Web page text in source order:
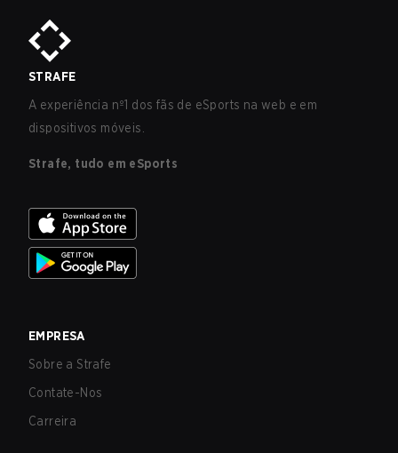
STRAFE
A experiência nº1 dos fãs de eSports na web e em
dispositivos móveis.
Strafe, tudo em eSports
EMPRESA
Sobre a Strafe
Contate-Nos
Carreira